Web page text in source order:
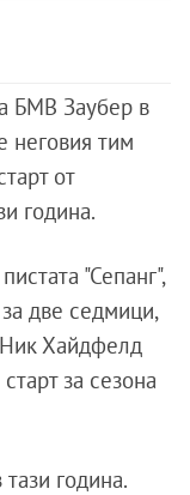
БМВ Заубер в
неговия тим
от
година.
"Сепанг",
две седмици,
Ник Хайдфелд
за сезона
година.